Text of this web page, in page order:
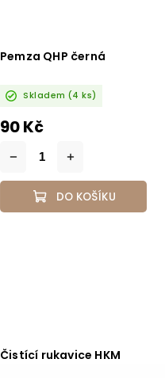
Pemza QHP černá
Skladem (4 ks)
90 Kč
DO KOŠÍKU
Čistící rukavice HKM